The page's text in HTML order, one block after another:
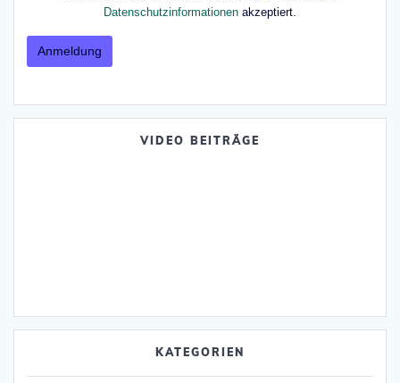
Datenschutzinformationen akzeptiert.
VIDEO BEITRÄGE
KATEGORIEN